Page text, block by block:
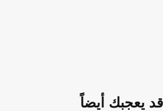
قد يعجبك أيضاً